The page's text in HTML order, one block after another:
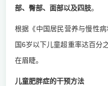
部、臀部、面部以及四肢。
根据《中国居民营养与慢性
国6岁以下儿童超重率达百分
在眉睫。
儿童肥胖症的干预方法